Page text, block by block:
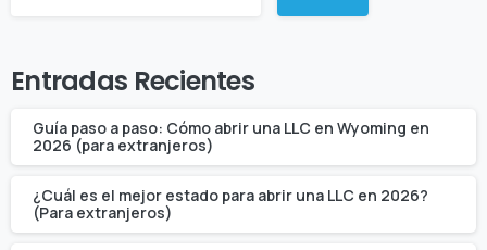
Entradas Recientes
Guía paso a paso: Cómo abrir una LLC en Wyoming en
2026 (para extranjeros)
¿Cuál es el mejor estado para abrir una LLC en 2026?
(Para extranjeros)